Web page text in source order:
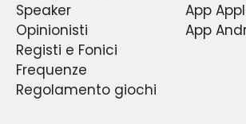
Speaker
Opinionisti
Registi e Fonici
Frequenze
Regolamento giochi
App
App